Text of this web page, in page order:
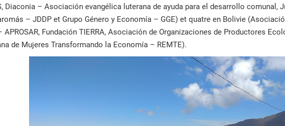
Diaconia – Asociación evangélica luterana de ayuda para el desarrollo comunal,
– JDDP et Grupo Género y Economía – GGE) et quatre en Bolivie
APROSAR, Fundación TIERRA, Asociación de Organizaciones de Productores
de Mujeres Transformando la Economía – REMTE).